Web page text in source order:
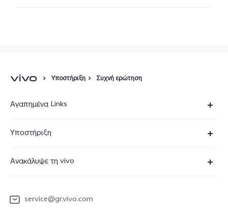
Υποστήριξη Συχνή ερώτηση
Αγαπημένα Links
V23 5G
Y22s
Υποστήριξη
Επαλήθευση IMEI
Ανακάλυψε τη vivo
Τελευταία Νέα
service@gr.vivo.com